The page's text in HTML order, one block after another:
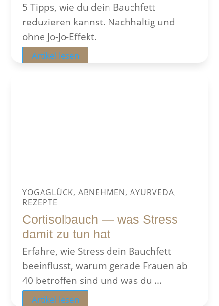
5 Tipps, wie du dein Bauchfett
reduzieren kannst. Nachhaltig und
ohne Jo-Jo-Effekt.
Artikel lesen
YOGAGLÜCK, ABNEHMEN, AYURVEDA,
REZEPTE
Cortisolbauch — was Stress
damit zu tun hat
Erfahre, wie Stress dein Bauchfett
beeinflusst, warum gerade Frauen ab
40 betroffen sind und was du ...
Artikel lesen